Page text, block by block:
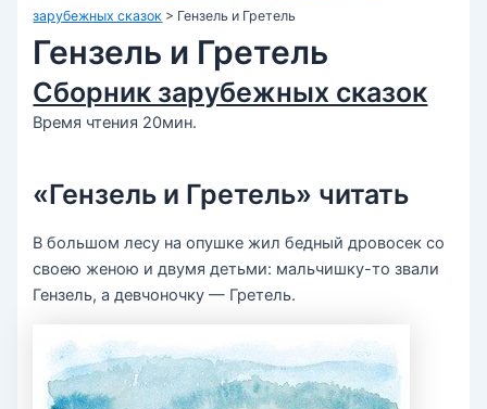
зарубежных сказок > Гензель и Гретель
Гензель и Гретель
Сборник зарубежных сказок
Время чтения 20мин.
«Гензель и Гретель» читать
В большом лесу на опушке жил бедный дровосек со
своею женою и двумя детьми: мальчишку-то звали
Гензель, а девчоночку — Гретель.